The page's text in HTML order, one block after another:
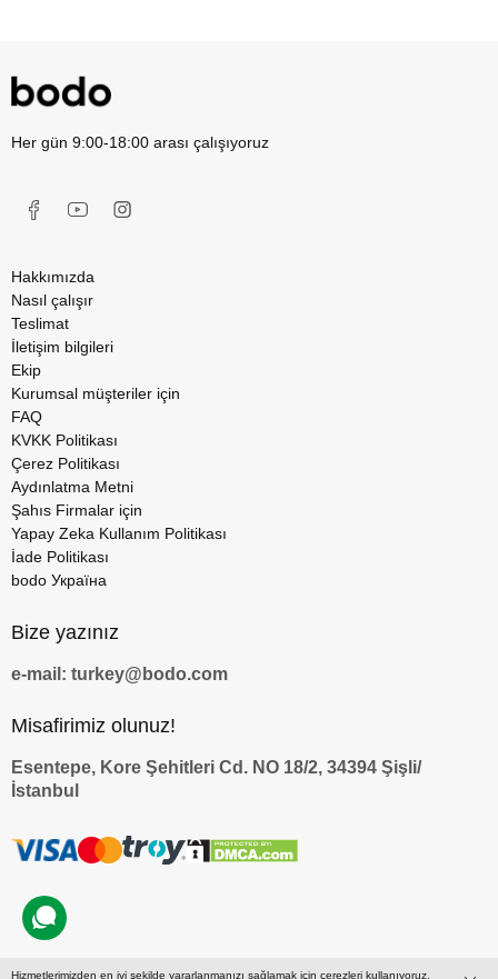
Her gün 9:00-18:00 arası çalışıyoruz
Hakkımızda
Nasıl çalışır
Teslimat
İletişim bilgileri
Ekip
Kurumsal müşteriler için
FAQ
KVKK Politikası
Çerez Politikası
Aydınlatma Metni
Şahıs Firmalar için
Yapay Zeka Kullanım Politikası
İade Politikası
bodo Україна
Bize yazınız
e-mail: turkey@bodo.com
Misafirimiz olunuz!
Esentepe, Kore Şehitleri Cd. NO 18/2, 34394 Şişli/
İstanbul
Hizmetlerimizden en iyi şekilde yararlanmanızı sağlamak için çerezleri kullanıyoruz.